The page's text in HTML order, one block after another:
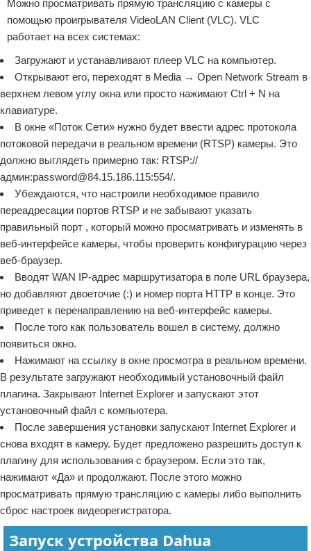
Можно просматривать прямую трансляцию с камеры с
помощью проигрывателя VideoLAN Client (VLC). VLC
работает на всех системах:
Загружают и устанавливают плеер VLC на компьютер.
Открывают его, переходят в Media → Open Network Stream в
верхнем левом углу окна или просто нажимают Ctrl + N на
клавиатуре.
В окне «Поток Сети» нужно будет ввести адрес протокола
потоковой передачи в реальном времени (RTSP) камеры. Это
должно выглядеть примерно так: RTSP://
админ:password@84.15.186.115:554/.
Убеждаются, что настроили необходимое правило
переадресации портов RTSP и не забывают указать
правильный порт , который можно просматривать и изменять в
веб-интерфейсе камеры, чтобы проверить конфигурацию через
веб-браузер.
Вводят WAN IP-адрес маршрутизатора в поле URL браузера,
но добавляют двоеточие (:) и номер порта HTTP в конце. Это
приведет к перенаправлению на веб-интерфейс камеры.
После того как пользователь вошел в систему, должно
появиться окно.
Нажимают на ссылку в окне просмотра в реальном времени.
В результате загружают необходимый установочный файл
плагина. Закрывают Internet Explorer и запускают этот
установочный файл с компьютера.
После завершения установки запускают Internet Explorer и
снова входят в камеру. Будет предложено разрешить доступ к
плагину для использования с браузером. Если это так,
нажимают «Да» и продолжают. После этого можно
просматривать прямую трансляцию с камеры либо выполнить
сброс настроек видеорегистратора.
Запуск устройства Dahua